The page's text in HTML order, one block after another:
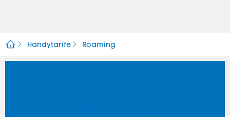
Handytarife Roaming